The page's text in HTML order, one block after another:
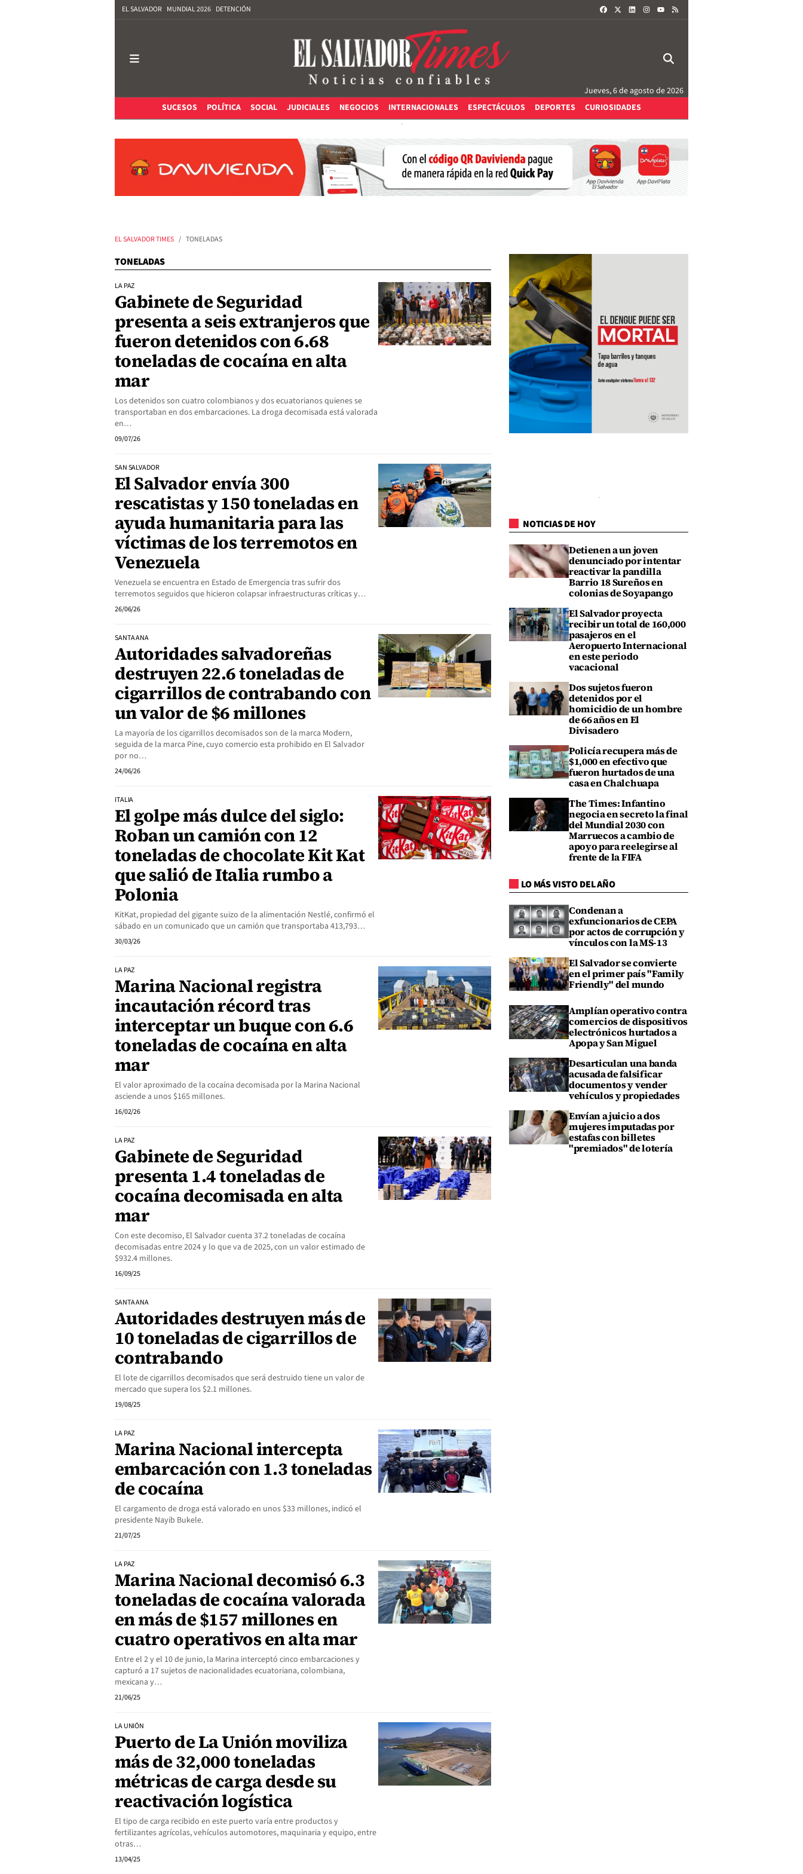
EL SALVADOR MUNDIAL 2026 DETENCIÓN FACEBOOKLINKEDININSTAGRAM
Jueves, 6 de agosto de 2026
SUCESOS
POLÍTICA SOCIAL JUDICIALES NEGOCIOS INTERNACIONALES ESPECTÁCULOS DEPORTES CURIOSIDADES
EL SALVADOR TIMES TONELADAS
TONELADAS
LA PAZ
Gabinete de Seguridad
presenta a seis extranjeros que
fueron detenidos con 6.68
toneladas de cocaína en alta
mar
Los detenidos son cuatro colombianos y dos ecuatorianos quienes se
transportaban en dos embarcaciones. La droga decomisada está valorada
en…
09/07/26
SAN SALVADOR
El Salvador envía 300
rescatistas y 150 toneladas en
ayuda humanitaria para las
víctimas de los terremotos en
Venezuela
Venezuela se encuentra en Estado de Emergencia tras sufrir dos
terremotos seguidos que hicieron colapsar infraestructuras críticas y…
26/06/26
SANTA ANA
Autoridades salvadoreñas
destruyen 22.6 toneladas de
cigarrillos de contrabando con
un valor de $6 millones
La mayoría de los cigarrillos decomisados son de la marca Modern,
seguida de la marca Pine, cuyo comercio esta prohibido en El Salvador
por no…
24/06/26
ITALIA
El golpe más dulce del siglo:
Roban un camión con 12
toneladas de chocolate Kit Kat
que salió de Italia rumbo a
Polonia
KitKat, propiedad del gigante suizo de la alimentación Nestlé, confirmó el
sábado en un comunicado que un camión que transportaba 413,793…
30/03/26
LA PAZ
Marina Nacional registra
incautación récord tras
interceptar un buque con 6.6
toneladas de cocaína en alta
mar
El valor aproximado de la cocaína decomisada por la Marina Nacional
asciende a unos $165 millones.
16/02/26
LA PAZ
Gabinete de Seguridad
presenta 1.4 toneladas de
cocaína decomisada en alta
mar
Con este decomiso, El Salvador cuenta 37.2 toneladas de cocaína
decomisadas entre 2024 y lo que va de 2025, con un valor estimado de
$932.4 millones.
16/09/25
SANTA ANA
Autoridades destruyen más de
10 toneladas de cigarrillos de
contrabando
El lote de cigarrillos decomisados que será destruido tiene un valor de
mercado que supera los $2.1 millones.
19/08/25
LA PAZ
Marina Nacional intercepta
embarcación con 1.3 toneladas
de cocaína
El cargamento de droga está valorado en unos $33 millones, indicó el
presidente Nayib Bukele.
21/07/25
LA PAZ
Marina Nacional decomisó 6.3
toneladas de cocaína valorada
en más de $157 millones en
cuatro operativos en alta mar
Entre el 2 y el 10 de junio, la Marina interceptó cinco embarcaciones y
capturó a 17 sujetos de nacionalidades ecuatoriana, colombiana,
mexicana y…
21/06/25
LA UNIÓN
Puerto de La Unión moviliza
más de 32,000 toneladas
métricas de carga desde su
reactivación logística
El tipo de carga recibido en este puerto varía entre productos y
fertilizantes agrícolas, vehículos automotores, maquinaria y equipo, entre
otras…
13/04/25
NOTICIAS DE HOY
Detienen a un joven
denunciado por intentar
reactivar la pandilla
Barrio 18 Sureños en
colonias de Soyapango
El Salvador proyecta
recibir un total de 160,000
pasajeros en el
Aeropuerto Internacional
en este periodo
vacacional
Dos sujetos fueron
detenidos por el
homicidio de un hombre
de 66 años en El
Divisadero
Policía recupera más de
$1,000 en efectivo que
fueron hurtados de una
casa en Chalchuapa
The Times: Infantino
negocia en secreto la final
del Mundial 2030 con
Marruecos a cambio de
apoyo para reelegirse al
frente de la FIFA
LO MÁS VISTO DEL AÑO
Condenan a
exfuncionarios de CEPA
por actos de corrupción y
vínculos con la MS-13
El Salvador se convierte
en el primer país "Family
Friendly" del mundo
Amplían operativo contra
comercios de dispositivos
electrónicos hurtados a
Apopa y San Miguel
Desarticulan una banda
acusada de falsificar
documentos y vender
vehículos y propiedades
Envían a juicio a dos
mujeres imputadas por
estafas con billetes
"premiados" de lotería